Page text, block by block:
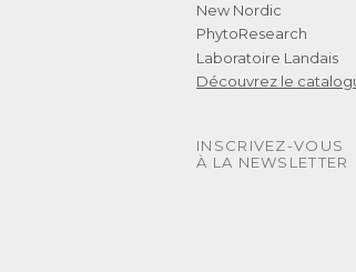
New Nordic
PhytoResearch
Laboratoire Landais
Découvrez le
INSCRIVEZ-VOUS
À LA NEWSLETTER